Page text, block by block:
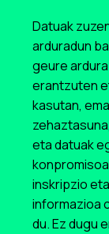
Datuak
arduradun
geure
erantzuten
kasutan,
eta datuak
inskripzio
informazioa
du. Ez dugu